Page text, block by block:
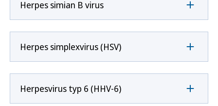
Herpes simian B virus
Herpes simplexvirus (HSV)
Herpesvirus typ 6 (HHV-6)